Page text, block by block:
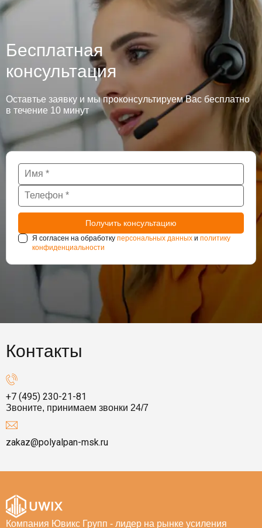
Бесплатная
консультация
Оставтье заявку и мы проконсультируем Вас бесплатно
в течение 10 минут
Я согласен на обработку персональных данных и политику
конфиденциальности
Контакты
+7 (495) 230-21-81
Звоните, принимаем звонки 24/7
zakaz@polyalpan-msk.ru
Компания Ювикс Групп - лидер на рынке усиления